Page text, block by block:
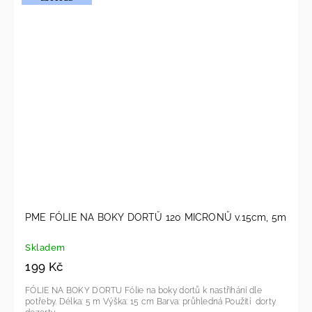
PME FÓLIE NA BOKY DORTŮ 120 MICRONŮ v.15cm, 5m
Skladem
199 Kč
FÓLIE NA BOKY DORTU Fólie na boky dortů k nastřihání dle
potřeby. Délka: 5 m Výška: 15 cm Barva: průhledná Použití dorty